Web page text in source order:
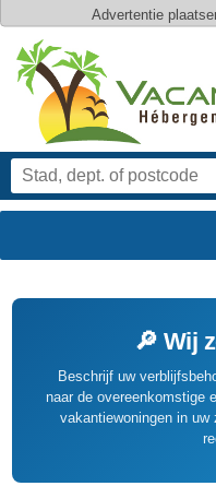
Advertentie
🔎 Wij
Beschrijf uw
naar de overeenkomstige
vakantiewoningen in